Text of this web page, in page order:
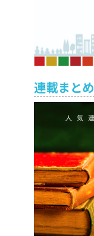
連載まとめ